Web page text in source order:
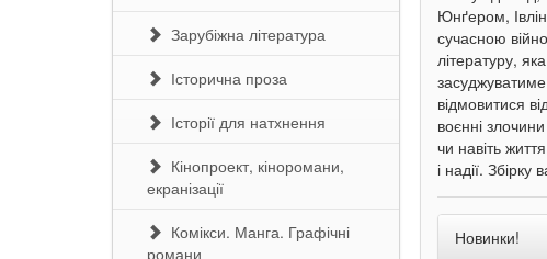
Зарубіжна література
Історична проза
Історії для натхнення
Кінопроект, кіноромани,
екранізації
Комікси. Манга. Графічні
романи
Юнґером,
сучасною
літературу,
відмовитися
воєнні
чи навіть
і надії.
Новинки!